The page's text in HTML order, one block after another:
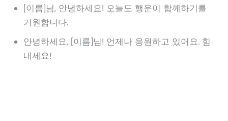
[이름]님, 안녕하세요! 오늘도 행운이 함께하기를
기원합니다.
안녕하세요, [이름]님! 언제나 응원하고 있어요. 힘
내세요!